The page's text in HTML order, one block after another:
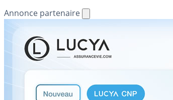
Annonce partenaire